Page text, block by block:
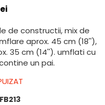
de constructii, mix de
aprox. 45 cm (18''),
35 cm (14''). umflati cu
un pai.
FB213